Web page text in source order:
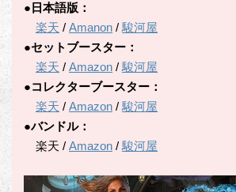
●日本語版：
楽天 / Amanon /駿河屋
●セットブースター：
楽天 / Amazon /駿河屋
●コレクターブースター：
楽天 / Amazon /駿河屋
●バンドル：
楽天 / Amazon /駿河屋